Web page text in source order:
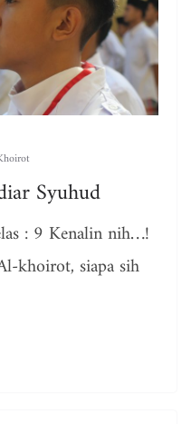
Syuhud
: 9 Kenalin nih…!
khoirot, siapa sih